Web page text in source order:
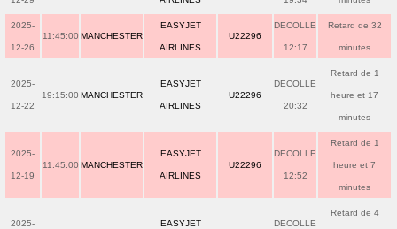
2025-
12-26
11:45:00 MANCHESTER
EASYJET
AIRLINES
U22296
DECOLLE
12:17
Retard de 32
minutes
2025-
12-22
19:15:00 MANCHESTER
EASYJET
AIRLINES
U22296
DECOLLE
20:32
Retard de 1
heure et 17
minutes
2025-
12-19
11:45:00 MANCHESTER
EASYJET
AIRLINES
U22296
DECOLLE
12:52
Retard de 1
heure et 7
minutes
2025- EASYJET DECOLLE
Retard de 4